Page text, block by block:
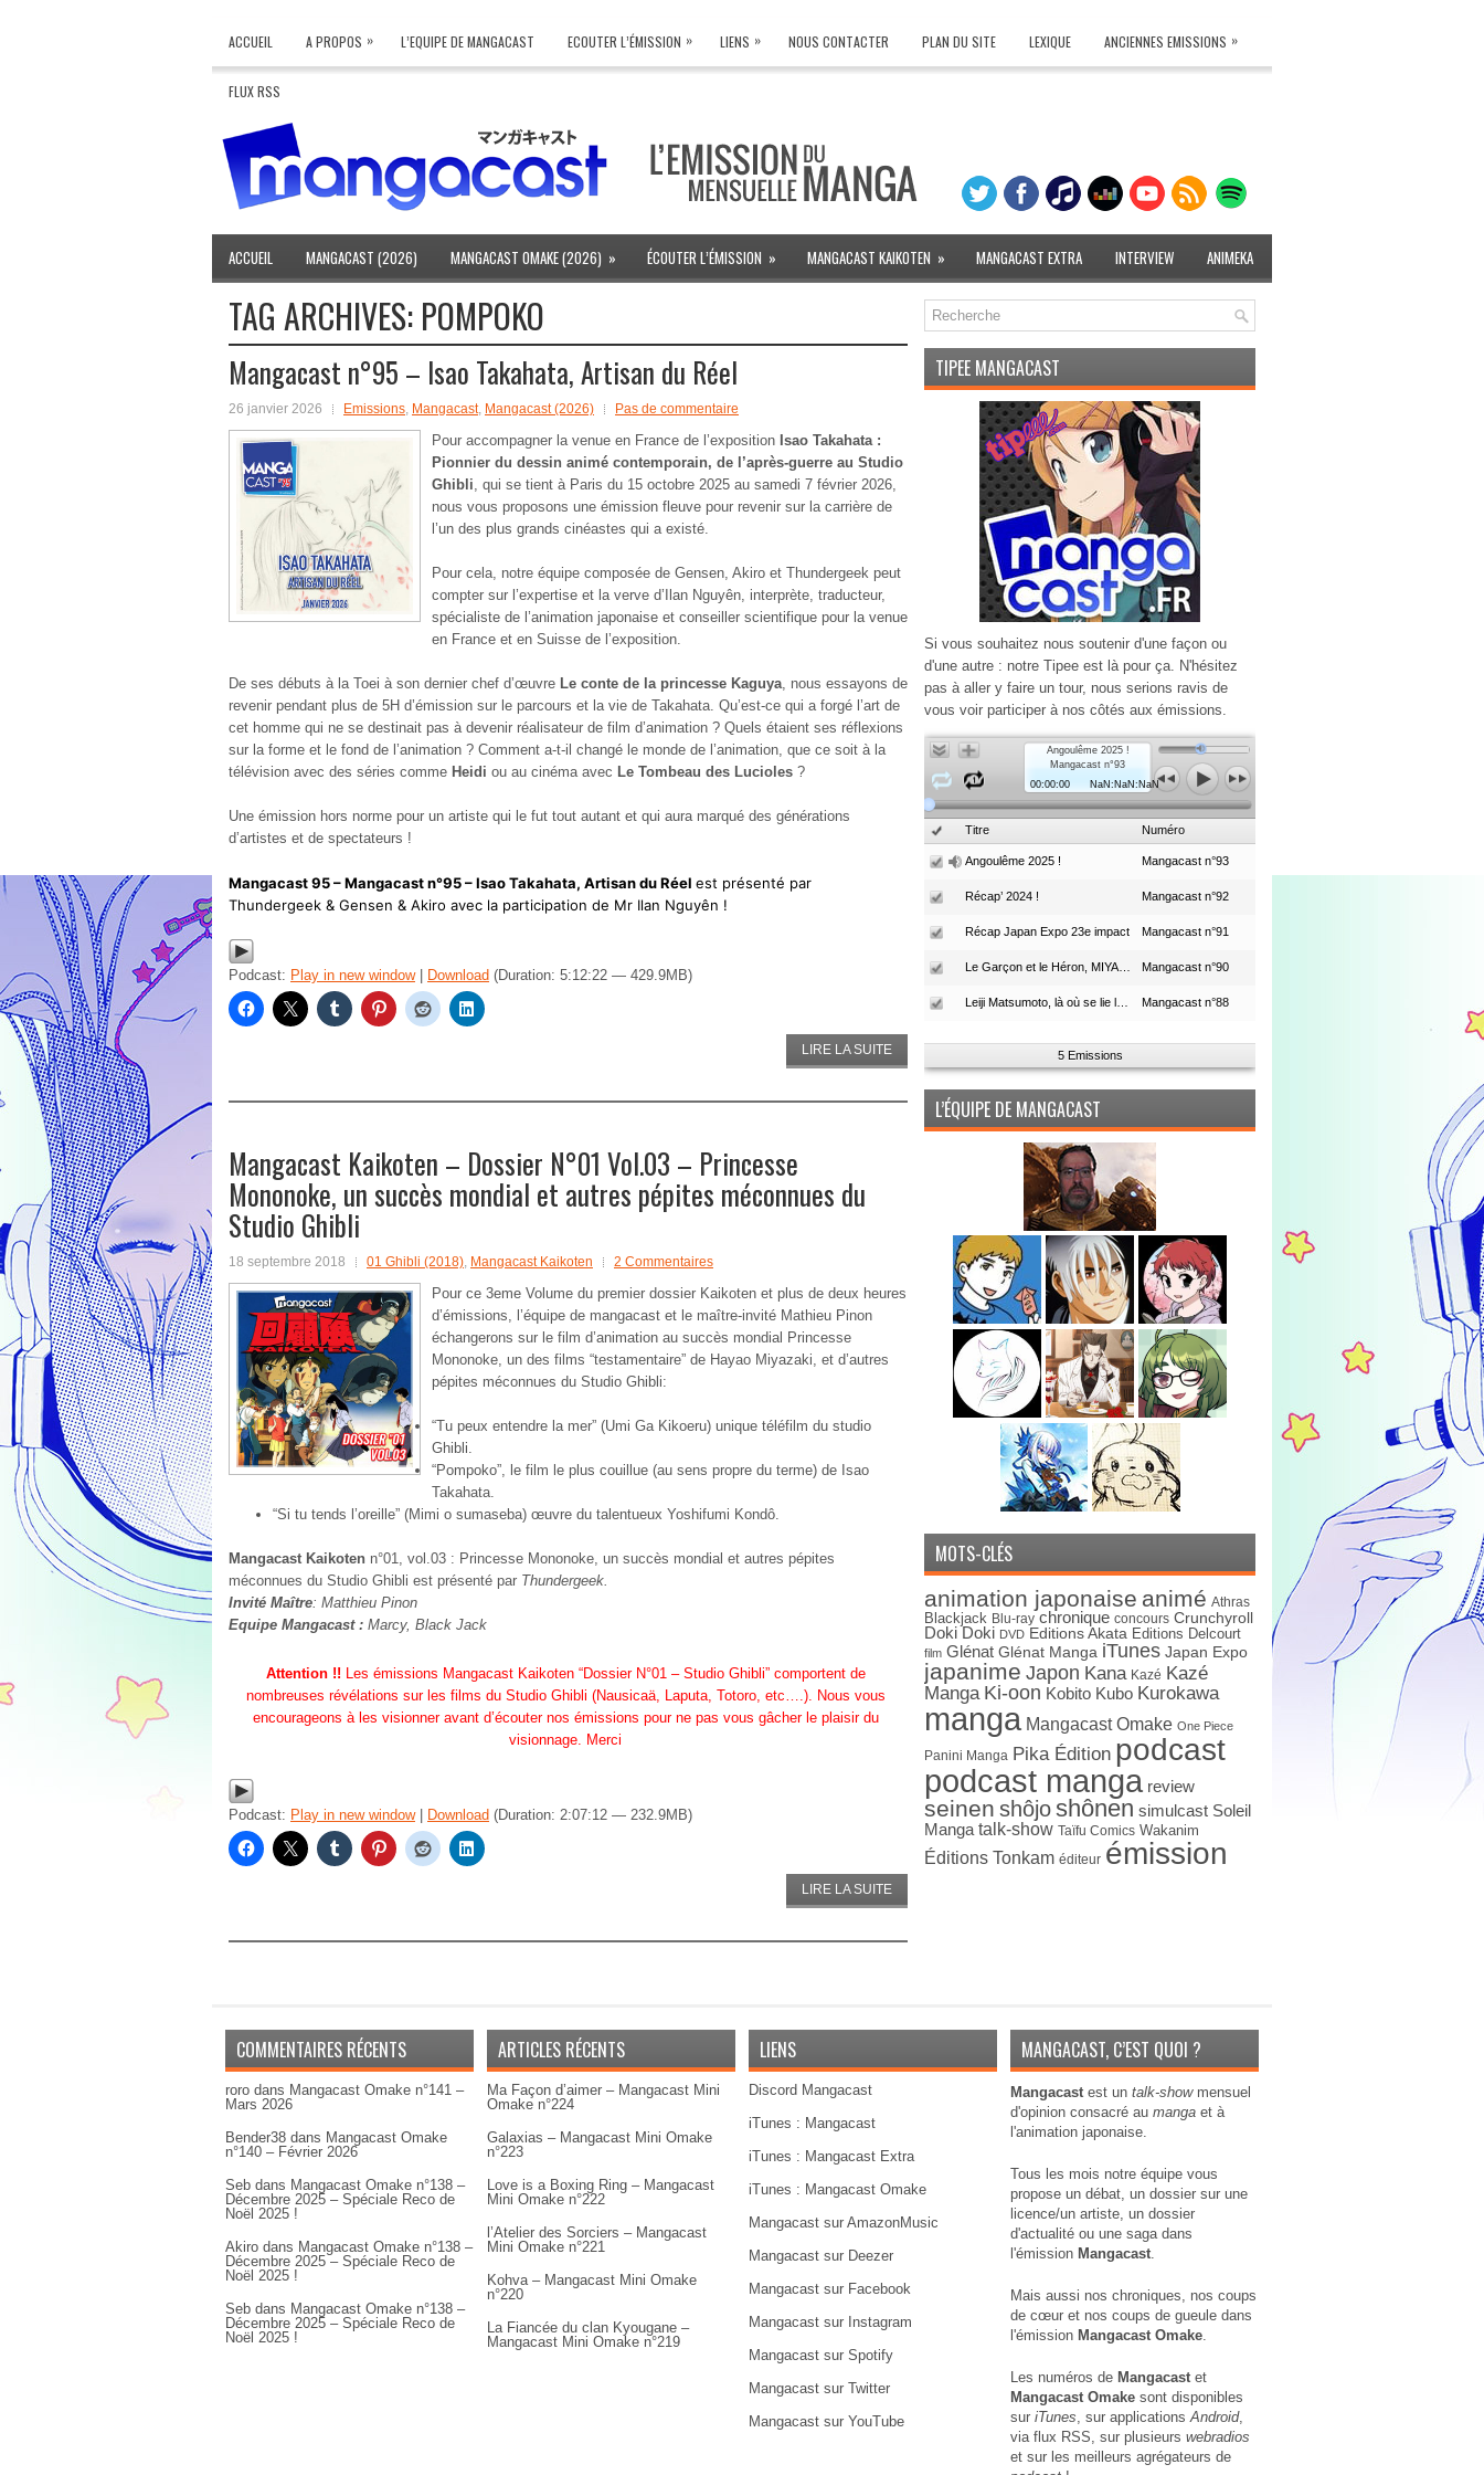
ACCUEIL A PROPOS » L’EQUIPE DE MANGACAST ECOUTER L’ÉMISSION » LIENS » NOUS CONTACTER PLAN DU SITE LEXIQUE ANCIENNES EMISSIONS »
FLUX RSS
ACCUEIL MANGACAST (2026) MANGACAST OMAKE (2026) » ÉCOUTER L’ÉMISSION » MANGACAST KAIKOTEN » MANGACAST EXTRA INTERVIEW ANIMEKA
TAG ARCHIVES: POMPOKO
Mangacast n°95 – Isao Takahata, Artisan du Réel
26 janvier 2026 Emissions, Mangacast, Mangacast (2026) Pas de commentaire
Pour accompagner la venue en France de l’exposition Isao Takahata :
Pionnier du dessin animé contemporain, de l’après-guerre au Studio
Ghibli, qui se tient à Paris du 15 octobre 2025 au samedi 7 février 2026,
nous vous proposons une émission fleuve pour revenir sur la carrière de
l’un des plus grands cinéastes qui a existé.
Pour cela, notre équipe composée de Gensen, Akiro et Thundergeek peut
compter sur l’expertise et la verve d’Ilan Nguyên, interprète, traducteur,
spécialiste de l’animation japonaise et conseiller scientifique pour la venue
en France et en Suisse de l’exposition.
De ses débuts à la Toei à son dernier chef d’œuvre Le conte de la princesse Kaguya, nous essayons de
revenir pendant plus de 5H d’émission sur le parcours et la vie de Takahata. Qu’est-ce qui a forgé l’art de
cet homme qui ne se destinait pas à devenir réalisateur de film d’animation ? Quels étaient ses réflexions
sur la forme et le fond de l’animation ? Comment a-t-il changé le monde de l’animation, que ce soit à la
télévision avec des séries comme Heidi ou au cinéma avec Le Tombeau des Lucioles ?
Une émission hors norme pour un artiste qui le fut tout autant et qui aura marqué des générations
d’artistes et de spectateurs !
Mangacast 95 – Mangacast n°95 – Isao Takahata, Artisan du Réel est présenté par
Thundergeek & Gensen & Akiro avec la participation de Mr Ilan Nguyên !
Podcast: Play in new window| Download (Duration: 5:12:22 — 429.9MB)
LIRE LA SUITE
Mangacast Kaikoten – Dossier N°01 Vol.03 – Princesse
Mononoke, un succès mondial et autres pépites méconnues du
Studio Ghibli
18 septembre 2018 01 Ghibli (2018), Mangacast Kaikoten 2 Commentaires
Pour ce 3eme Volume du premier dossier Kaikoten et plus de deux heures
d’émissions, l’équipe de mangacast et le maître-invité Mathieu Pinon
échangerons sur le film d’animation au succès mondial Princesse
Mononoke, un des films “testamentaire” de Hayao Miyazaki, et d’autres
pépites méconnues du Studio Ghibli:
“Tu peux entendre la mer” (Umi Ga Kikoeru) unique téléfilm du studio
Ghibli.
“Pompoko”, le film le plus couillue (au sens propre du terme) de Isao
Takahata.
“Si tu tends l’oreille” (Mimi o sumaseba) œuvre du talentueux Yoshifumi Kondô.
Mangacast Kaikoten n°01, vol.03 : Princesse Mononoke, un succès mondial et autres pépites
méconnues du Studio Ghibli est présenté par Thundergeek.
Invité Maître: Matthieu Pinon
Equipe Mangacast : Marcy, Black Jack
Attention !! Les émissions Mangacast Kaikoten “Dossier N°01 – Studio Ghibli” comportent de
nombreuses révélations sur les films du Studio Ghibli (Nausicaä, Laputa, Totoro, etc….). Nous vous
encourageons à les visionner avant d’écouter nos émissions pour ne pas vous gâcher le plaisir du
visionnage. Merci
Podcast: Play in new window| Download (Duration: 2:07:12 — 232.9MB)
LIRE LA SUITE
TIPEE MANGACAST
Si vous souhaitez nous soutenir d'une façon ou
d'une autre : notre Tipee est là pour ça. N'hésitez
pas à aller y faire un tour, nous serions ravis de
vous voir participer à nos côtés aux émissions.
Angoulême 2025 !
Mangacast n°93
00:00:00
NaN:NaN:NaN
Titre Numéro
Angoulême 2025 ! Mangacast n°93
Récap’ 2024 ! Mangacast n°92
Récap Japan Expo 23e impact Mangacast n°91
Mangacast n°90
Mangacast n°88
5 Emissions
L’ÉQUIPE DE MANGACAST
MOTS-CLÉS
animation japonaise animé Athras
Blackjack Blu-ray chronique concours Crunchyroll
Doki Doki DVD Editions Akata Editions Delcourt
film Glénat Glénat Manga iTunes Japan Expo
japanime Japon Kana Kazé Kazé
Manga Ki-oon Kobito Kubo Kurokawa
manga Mangacast Omake One Piece
Panini Manga Pika Édition podcast
podcast manga review
seinen shôjoshônen simulcast Soleil
Manga talk-show Taïfu Comics Wakanim
Éditions Tonkam éditeur émission
COMMENTAIRES RÉCENTS
roro dans Mangacast Omake n°141 –
Mars 2026
Bender38 dans Mangacast Omake
n°140 – Février 2026
Seb dans Mangacast Omake n°138 –
Décembre 2025 – Spéciale Reco de
Noël 2025 !
Akiro dans Mangacast Omake n°138 –
Décembre 2025 – Spéciale Reco de
Noël 2025 !
Seb dans Mangacast Omake n°138 –
Décembre 2025 – Spéciale Reco de
Noël 2025 !
ARTICLES RÉCENTS
Ma Façon d’aimer – Mangacast Mini
Omake n°224
Galaxias – Mangacast Mini Omake
n°223
Love is a Boxing Ring – Mangacast
Mini Omake n°222
l’Atelier des Sorciers – Mangacast
Mini Omake n°221
Kohva – Mangacast Mini Omake
n°220
La Fiancée du clan Kyougane –
Mangacast Mini Omake n°219
LIENS
Discord Mangacast
iTunes : Mangacast
iTunes : Mangacast Extra
iTunes : Mangacast Omake
Mangacast sur AmazonMusic
Mangacast sur Deezer
Mangacast sur Facebook
Mangacast sur Instagram
Mangacast sur Spotify
Mangacast sur Twitter
Mangacast sur YouTube
MANGACAST, C’EST QUOI ?
Mangacastest un talk-showmensuel
d'opinion consacré au manga et à
l'animation japonaise.
Tous les mois notre équipe vous
propose un débat, un dossier sur une
licence/un artiste, un dossier
d'actualité ou une saga dans
l'émission Mangacast.
Mais aussi nos chroniques, nos coups
de cœur et nos coups de gueule dans
l'émission Mangacast Omake.
Les numéros de Mangacastet
Mangacast Omake sont disponibles
sur iTunes, sur applicationsAndroid,
via flux RSS, sur plusieurs webradios
et sur les meilleurs agrégateurs de